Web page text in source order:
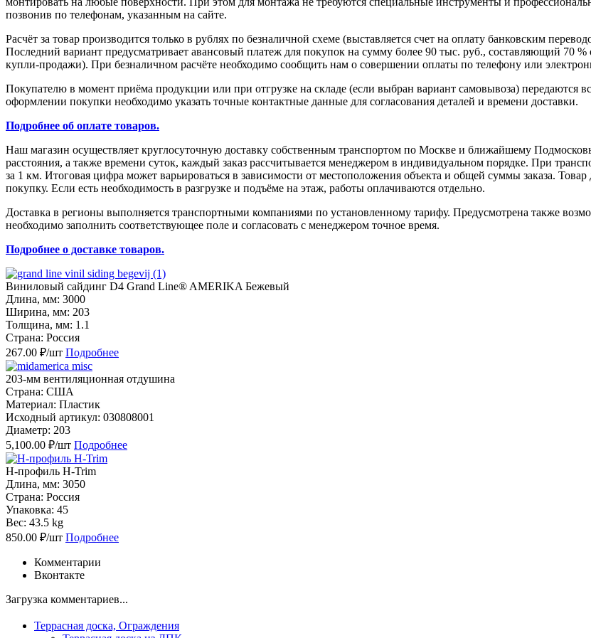
позвонив по телефонам, указанным на сайте.
Расчёт за товар производится только в рублях по безналичной схеме (выставляется счет на оплату банковским
Последний вариант предусматривает авансовый платеж для покупок на сумму более 90 тыс. руб., составляющий 70 %
купли-продажи). При безналичном расчёте необходимо сообщить нам о совершении оплаты по телефону или
Покупателю в момент приёма продукции или при отгрузке на складе (если выбран вариант самовывоза)
оформлении покупки необходимо указать точные контактные данные для согласования деталей и времени доставки.
Подробнее об оплате товаров.
Наш магазин осуществляет круглосуточную доставку собственным транспортом по Москве и ближайшему
расстояния, а также времени суток, каждый заказ рассчитывается менеджером в индивидуальном порядке. При
за 1 км. Итоговая цифра может варьироваться в зависимости от местоположения объекта и общей суммы заказа.
покупку. Если есть необходимость в разгрузке и подъёме на этаж, работы оплачиваются отдельно.
Доставка в регионы выполняется транспортными компаниями по установленному тарифу. Предусмотрена также
необходимо заполнить соответствующее поле и согласовать с менеджером точное время.
Подробнее о доставке товаров.
Виниловый сайдинг D4 Grand Line® AMERIKA Бежевый
Длина, мм: 3000
Ширина, мм: 203
Толщина, мм: 1.1
Страна: Россия
267.00 ₽/шт Подробнее
203-мм вентиляционная отдушина
Страна: США
Материал: Пластик
Исходный артикул: 030808001
Диаметр: 203
5,100.00 ₽/шт Подробнее
H-профиль H-Trim
Длина, мм: 3050
Страна: Россия
Упаковка: 45
Вес: 43.5 kg
850.00 ₽/шт Подробнее
Комментарии
Вконтакте
Загрузка комментариев...
Террасная доска, Ограждения